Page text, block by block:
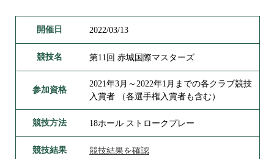
開催日 2022/03/13
競技名 第11回 赤城国際マスターズ
参加資格
2021年3月～2022年1月までの各クラブ競技
入賞者 （各選手権入賞者も含む）
競技方法 18ホール ストロークプレー
競技結果 競技結果を確認